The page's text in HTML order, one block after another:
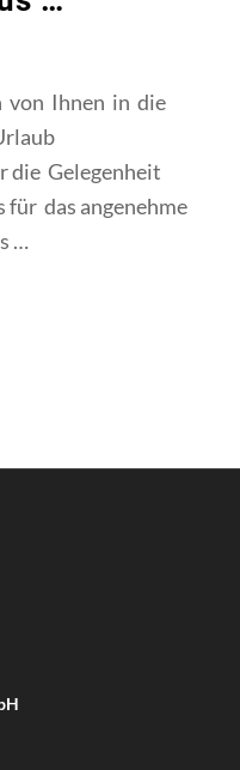
von Ihnen in die
die Gelegenheit
das angenehme
…